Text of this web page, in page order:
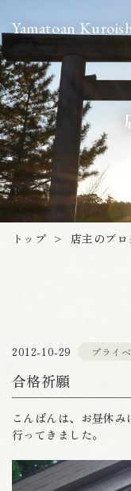
Yamatoan
トップ > 店主のブロ
2012-10-29 プライ
合格祈願
こんばんは、お昼休
行ってきました。